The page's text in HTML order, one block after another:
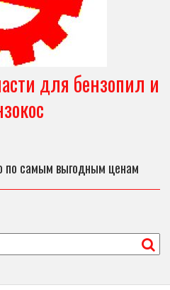
для бензопил и
по самым выгодным ценам